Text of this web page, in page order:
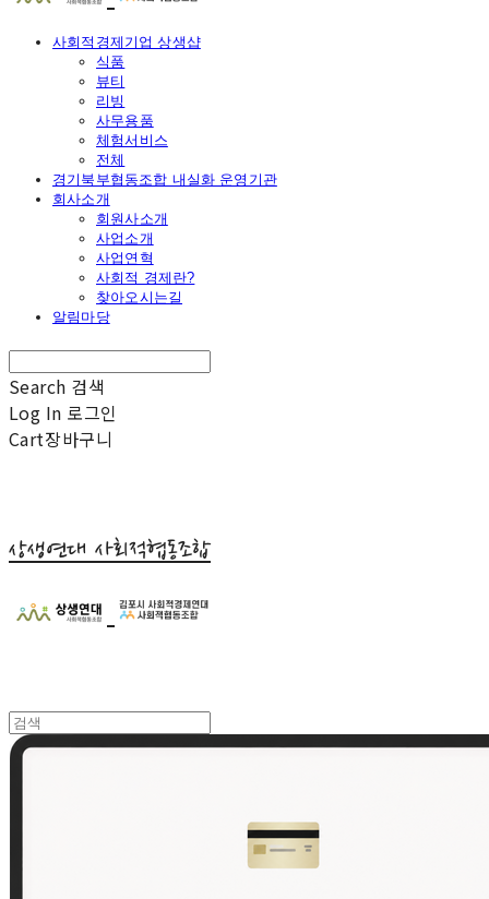
사회적경제기업 상생샵
식품
뷰티
리빙
사무용품
체험서비스
전체
경기북부협동조합 내실화 운영기관
회사소개
회원사소개
사업소개
사업연혁
사회적 경제란?
찾아오시는길
알림마당
Search 검색
Log In 로그인
Cart장바구니
상생연대 사회적협동조합